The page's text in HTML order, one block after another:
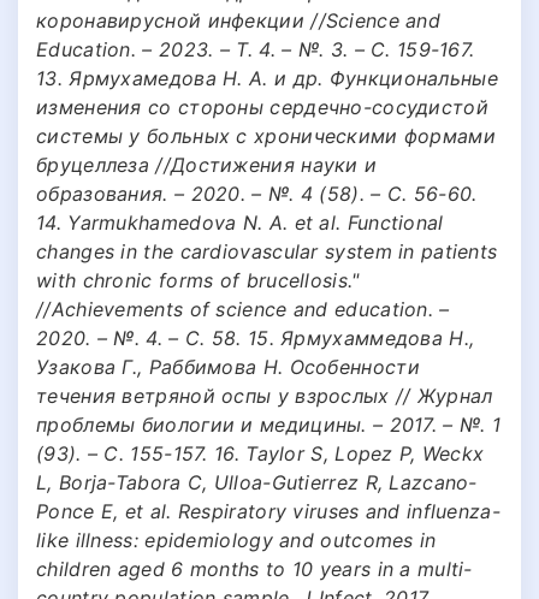
коронавирусной инфекции //Science and
Education. – 2023. – Т. 4. – №. 3. – С. 159-167.
13. Ярмухамедова Н. А. и др. Функциональные
изменения со стороны сердечно-сосудистой
системы у больных с хроническими формами
бруцеллеза //Достижения науки и
образования. – 2020. – №. 4 (58). – С. 56-60.
14. Yarmukhamedova N. A. et al. Functional
changes in the cardiovascular system in patients
with chronic forms of brucellosis."
//Achievements of science and education. –
2020. – №. 4. – С. 58. 15. Ярмухаммедова Н.,
Узакова Г., Раббимова Н. Особенности
течения ветряной оспы у взрослых // Журнал
проблемы биологии и медицины. – 2017. – №. 1
(93). – С. 155-157. 16. Taylor S, Lopez P, Weckx
L, Borja-Tabora C, Ulloa-Gutierrez R, Lazcano-
Ponce E, et al. Respiratory viruses and influenza-
like illness: epidemiology and outcomes in
children aged 6 months to 10 years in a multi-